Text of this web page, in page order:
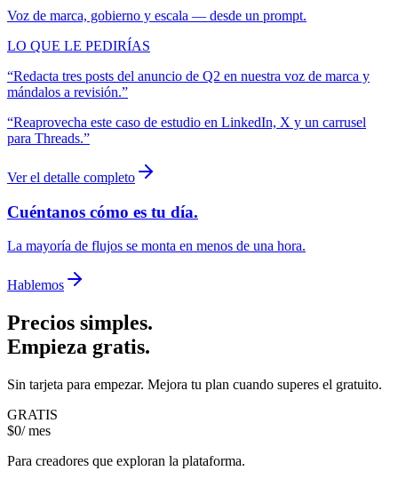
Voz de marca, gobierno y escala — desde un prompt.
LO QUE LE PEDIRÍAS
“Redacta tres posts del anuncio de Q2 en nuestra voz de marca y
mándalos a revisión.”
“Reaprovecha este caso de estudio en LinkedIn, X y un carrusel
para Threads.”
Ver el detalle completo
Cuéntanos cómo es tu día.
La mayoría de flujos se monta en menos de una hora.
Hablemos
Precios simples.
Empieza gratis.
Sin tarjeta para empezar. Mejora tu plan cuando superes el gratuito.
GRATIS
$0/ mes
Para creadores que exploran la plataforma.